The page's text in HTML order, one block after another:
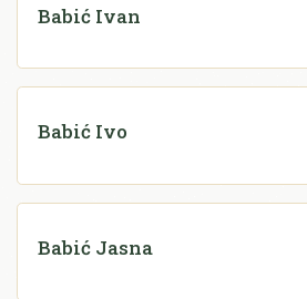
Babić Ivan
Babić Ivo
Babić Jasna